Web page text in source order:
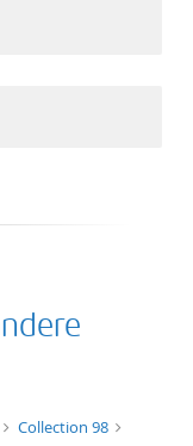
Collection 98